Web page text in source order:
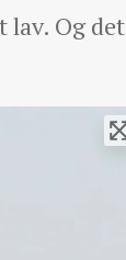
lav. Og det